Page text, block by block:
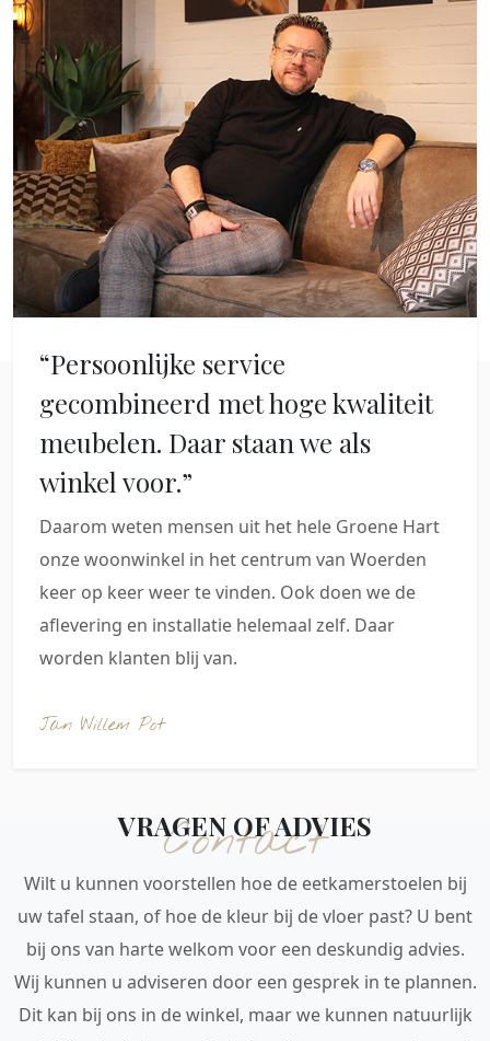
“Persoonlijke service
gecombineerd met hoge kwaliteit
meubelen. Daar staan we als
winkel voor.”
Daarom weten mensen uit het hele Groene Hart
onze woonwinkel in het centrum van Woerden
keer op keer weer te vinden. Ook doen we de
aflevering en installatie helemaal zelf. Daar
worden klanten blij van.
Jan Willem Pot
Contact
VRAGEN OF ADVIES
Wilt u kunnen voorstellen hoe de eetkamerstoelen bij
uw tafel staan, of hoe de kleur bij de vloer past? U bent
bij ons van harte welkom voor een deskundig advies.
Wij kunnen u adviseren door een gesprek in te plannen.
Dit kan bij ons in de winkel, maar we kunnen natuurlijk